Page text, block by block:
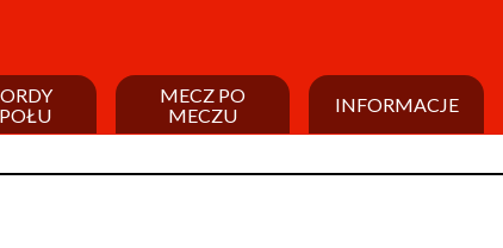
MECZ PO
MECZU
INFORMACJE